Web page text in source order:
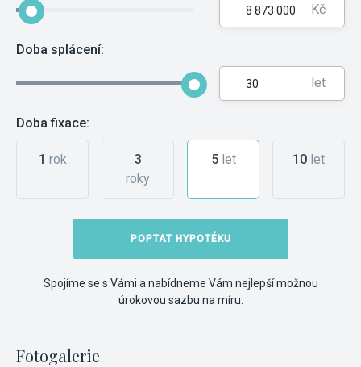
Kč
Doba splácení:
let
Doba fixace:
1 rok
3
roky
5let 10 let
POPTAT HYPOTÉKU
Spojíme se s Vámi a nabídneme Vám nejlepší možnou
úrokovou sazbu na míru.
Fotogalerie